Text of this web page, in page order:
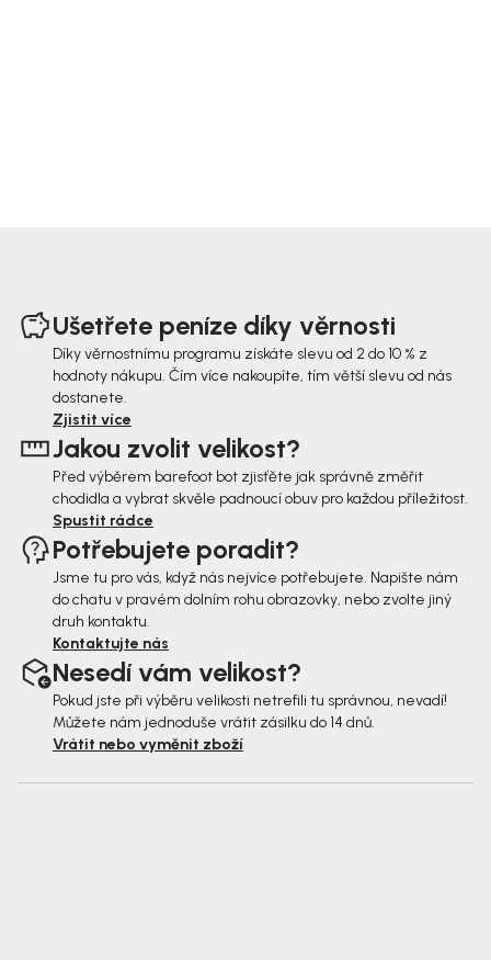
Ušetřete peníze díky věrnosti
Díky věrnostnímu programu získáte slevu od 2 do 10 % z
hodnoty nákupu. Čím více nakoupíte, tím větší slevu od nás
dostanete.
Zjistit více
Jakou zvolit velikost?
Před výběrem barefoot bot zjisťěte jak správně změřit
chodidla a vybrat skvěle padnoucí obuv pro každou příležitost.
Spustit rádce
Potřebujete poradit?
Jsme tu pro vás, když nás nejvíce potřebujete. Napište nám
do chatu v pravém dolním rohu obrazovky, nebo zvolte jiný
druh kontaktu.
Kontaktujte nás
Nesedí vám velikost?
Pokud jste při výběru velikosti netrefili tu správnou, nevadí!
Můžete nám jednoduše vrátit zásilku do 14 dnů.
Vrátit nebo vyměnit zboží